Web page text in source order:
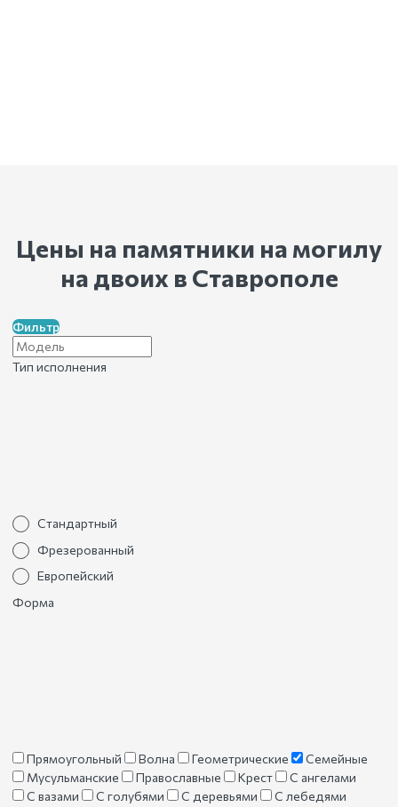
Цены на памятники на могилу
на двоих в Ставрополе
Фильтр
Тип исполнения
Стандартный
Фрезерованный
Европейский
Форма
Прямоугольный Волна Геометрические
Семейные
Мусульманские
Православные Крест
С ангелами
С вазами
С голубями С деревьями С лебедями